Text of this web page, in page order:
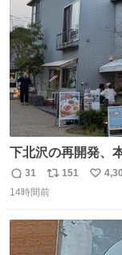
下北沢の再開発、
スケールの開発が
返
信
31
リ
ポ
ト
数
151
い
数
14時間前